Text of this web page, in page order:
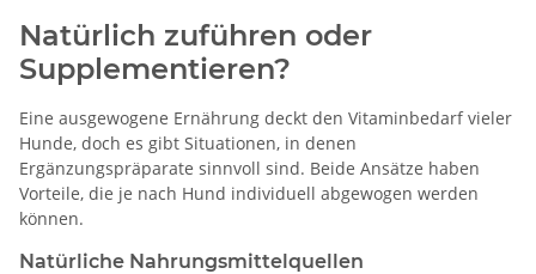
Natürlich zuführen oder
Supplementieren?
Eine ausgewogene Ernährung deckt den Vitaminbedarf vieler
Hunde, doch es gibt Situationen, in denen
Ergänzungspräparate sinnvoll sind. Beide Ansätze haben
Vorteile, die je nach Hund individuell abgewogen werden
können.
Natürliche Nahrungsmittelquellen